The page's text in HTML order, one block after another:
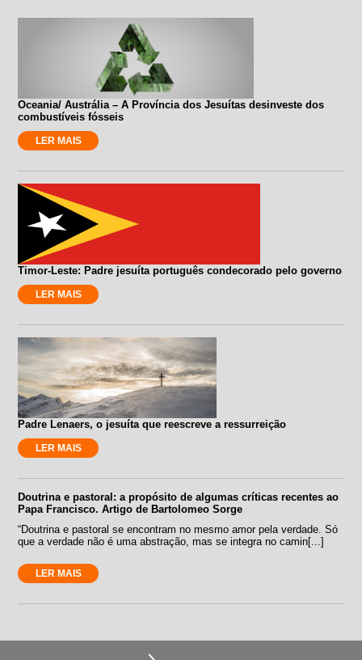
Oceania/ Austrália – A Província dos Jesuítas desinveste dos
combustíveis fósseis
LER MAIS
Timor-Leste: Padre jesuíta português condecorado pelo governo
LER MAIS
Padre Lenaers, o jesuíta que reescreve a ressurreição
LER MAIS
Doutrina e pastoral: a propósito de algumas críticas recentes ao
Papa Francisco. Artigo de Bartolomeo Sorge
“Doutrina e pastoral se encontram no mesmo amor pela verdade. Só
que a verdade não é uma abstração, mas se integra no camin[...]
LER MAIS